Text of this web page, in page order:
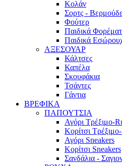
Κολάν
Σορτς -
Φούτερ
Παιδικά
Παιδικά
ΑΞΕΣΟΥΑΡ
Κάλτσες
Καπέλα
Σκουφάκια
Τσάντες
Γάντια
ΒΡΕΦΙΚΑ
ΠΑΠΟΥΤΣΙΑ
Αγόρι Τρέξιμο-
Κορίτσι
Αγόρι Sneakers
Κορίτσι Sneakers
Σανδάλια -